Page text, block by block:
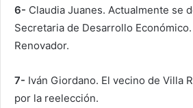
6- Claudia Juanes. Actualmente se
Secretaria de Desarrollo
Renovador.
7- Iván Giordano. El vecino de Villa
por la reelección.